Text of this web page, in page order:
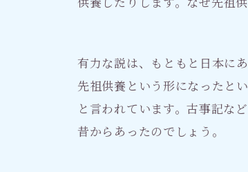
有力な説は、もともと日本に
先祖供養という形になったと
と言われています。古事記な
昔からあったのでしょう。